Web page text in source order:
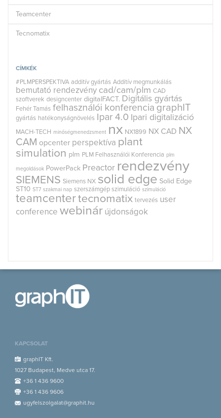
Teamcenter
Tecnomatix
CÍMKÉK
#PLMPERSPEKTIVA additív gyártás Additív megmunkálás
bemutató rendezvény cad/cam/plm CAD
szoftverek designcenter digitalFACT. Digitális gyártás
Fehér Tamás felhasználói konferencia graphIT
gyártás hatékonyságnövelés Ipar 4.0 Ipari digitalizáció
MACH-TECH minőségmenedzsment nx NX1899 NX CAD NX
CAM opcenter perspektíva plant
simulation plm PLM Felhasználói Konferencia plm
megoldások PowerPack Preactor rendezvény
SIEMENS Siemens NX solid edge Solid Edge
ST10 ST7 szakmai nap szerszámgép szimuláció szimuláció
teamcentertecnomatix tervezés user
conference webinár újdonságok
KAPCSOLAT
graphIT Kft.
1027 Budapest, Medve utca 17.
+36 1 436 9600
+36 1 436 9606
ugyfelszolgalat@graphit.hu